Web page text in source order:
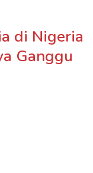
di Nigeria
Ganggu